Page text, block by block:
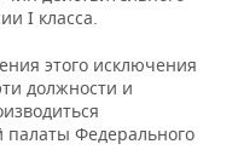
I класса.
этого исключения
должности и
палаты Федерального